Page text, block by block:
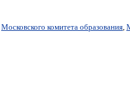
Московского комитета образования,